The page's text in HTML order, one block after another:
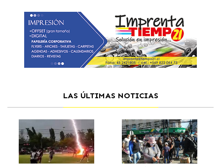
LAS ÚLTIMAS NOTICIAS